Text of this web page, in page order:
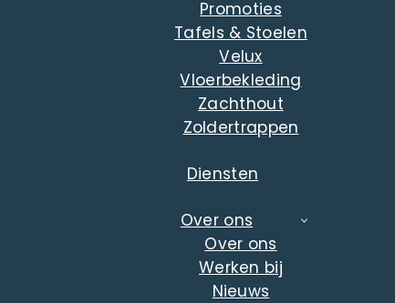
Promoties
Tafels & Stoelen
Velux
Vloerbekleding
Zachthout
Zoldertrappen
Diensten
Over ons
Over ons
Werken bij
Nieuws